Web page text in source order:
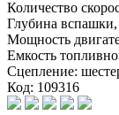
Количество
Глубина
Мощность
Емкость
Сцепление:
Код: 109316